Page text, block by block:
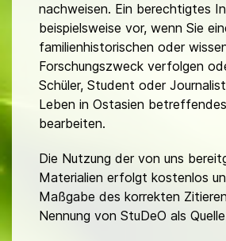
nachweisen. Ein berechtigtes
beispielsweise vor, wenn Sie
familienhistorischen oder
Forschungszweck verfolgen
Schüler, Student oder
Leben in Ostasien
bearbeiten.
Die Nutzung der von uns
Materialien erfolgt kostenlos
Maßgabe des korrekten
Nennung von StuDeO als